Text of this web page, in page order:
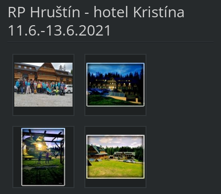
RP Hruštín - hotel Kristína
11.6.-13.6.2021